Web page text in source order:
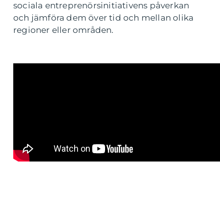
sociala entreprenörsinitiativens påverkan
och jämföra dem över tid och mellan olika
regioner eller områden.